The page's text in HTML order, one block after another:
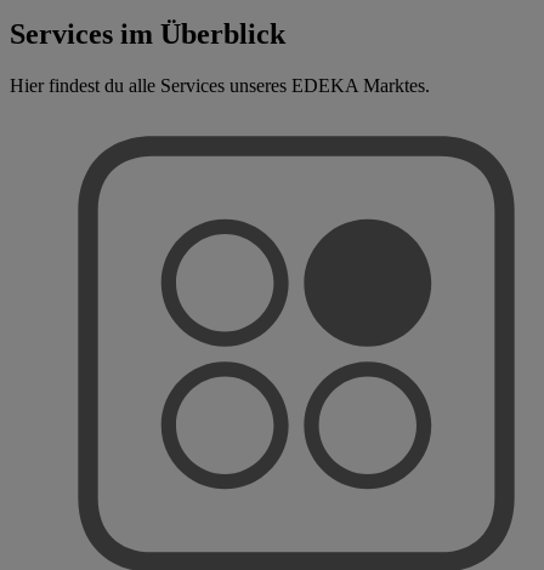
Services im Überblick
Hier findest du alle Services unseres EDEKA Marktes.